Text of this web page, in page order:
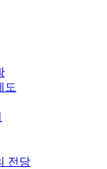
도
전당